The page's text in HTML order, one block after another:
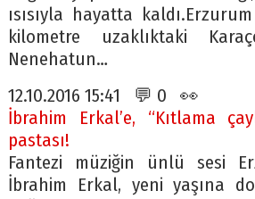
ısısıyla hayatta
kilometre uzaklıktaki
Nenehatun…
12.10.2016 15:41 💬 0 👀
İbrahim Erkal’e, “Kıtlama
pastası!
Fantezi müziğin ünlü sesi
İbrahim Erkal, yeni yaşına